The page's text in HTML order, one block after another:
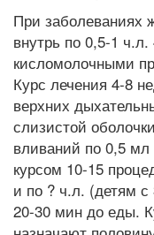
При заболеваниях
внутрь по 0,5-1
кисломолочными
Курс лечения 4-8
верхних
слизистой
вливаний по 0,5 мл
курсом 10-15
и по ? ч.л. (детям
20-30 мин до еды.